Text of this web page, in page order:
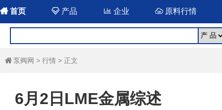
首页  产品 企业 原料行情
 泵阀网 > 行情 > 正文
6月2日LME金属综述